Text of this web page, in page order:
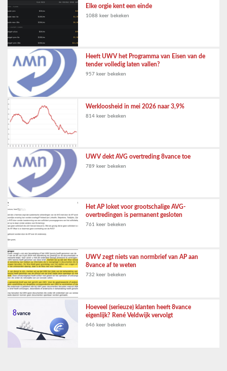
Elke orgie kent een einde
1088 keer bekeken
Heeft UWV het Programma van Eisen van de
tender volledig laten vallen?
957 keer bekeken
Werkloosheid in mei 2026 naar 3,9%
814 keer bekeken
UWV dekt AVG overtreding 8vance toe
789 keer bekeken
Het AP loket voor grootschalige AVG-
overtredingen is permanent gesloten
761 keer bekeken
UWV zegt niets van normbrief van AP aan
8vance af te weten
732 keer bekeken
Hoeveel (serieuze) klanten heeft 8vance
eigenlijk? René Veldwijk vervolgt
646 keer bekeken